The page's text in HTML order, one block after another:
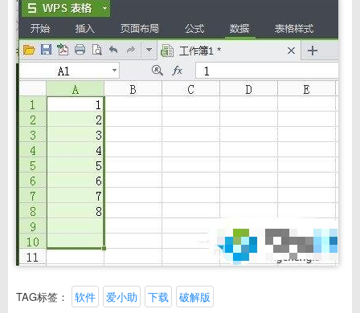
TAG标签： 软件 爱小助 下载 破解版